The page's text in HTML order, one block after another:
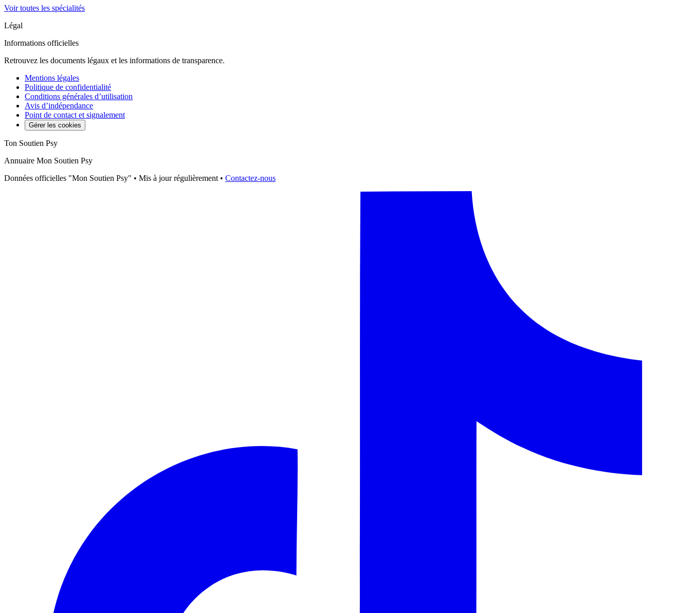
Voir toutes les spécialités
Légal
Informations officielles
Retrouvez les documents légaux et les informations de transparence.
Mentions légales
Politique de confidentialité
Conditions générales d’utilisation
Avis d’indépendance
Point de contact et signalement
Gérer les cookies
Ton Soutien Psy
Annuaire Mon Soutien Psy
Données officielles "Mon Soutien Psy" • Mis à jour régulièrement • Contactez-nous